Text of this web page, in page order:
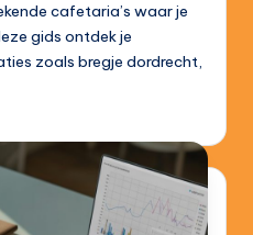
cafetaria’s waar je
gids ontdek je
zoals bregje dordrecht,